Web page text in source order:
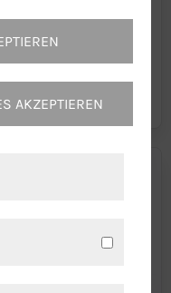
AKZEPTIEREN